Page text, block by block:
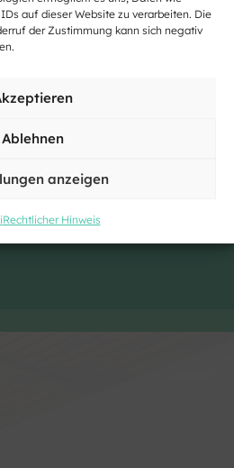
auf dieser Website zu verarbeiten. Die
der Zustimmung kann sich negativ
Ablehnen
anzeigen
Rechtlicher Hinweis
und diesen Inhalt zu
aktivieren